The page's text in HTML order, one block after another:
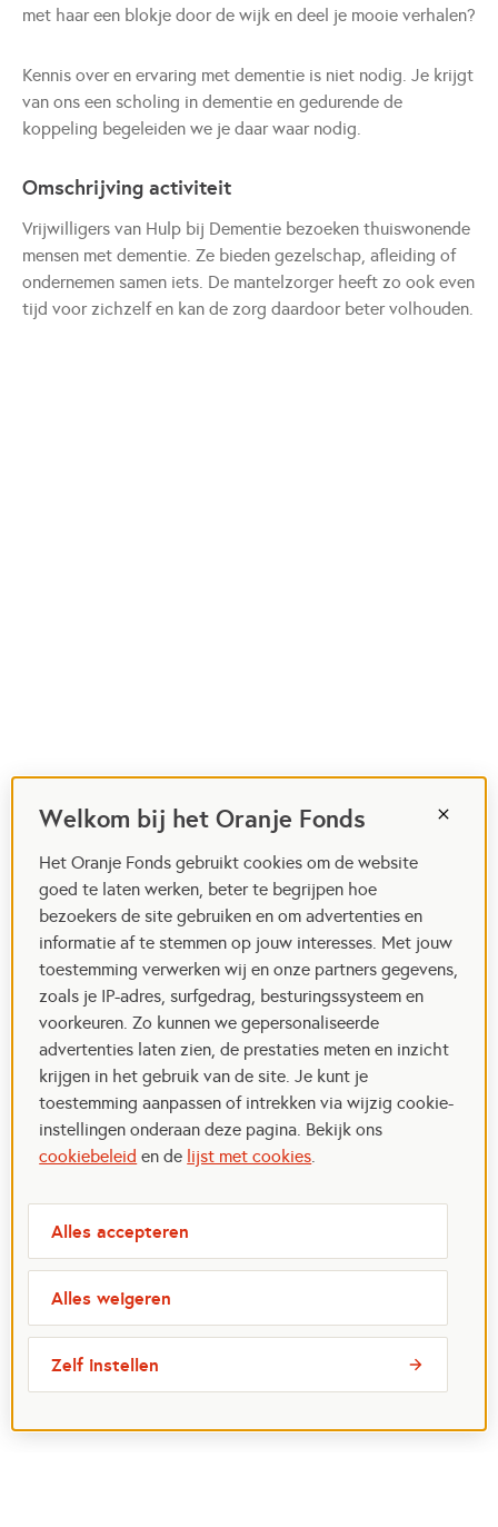
Welkom bij het Oranje Fonds
Het Oranje Fonds gebruikt cookies om de website
goed te laten werken, beter te begrijpen hoe
bezoekers de site gebruiken en om advertenties en
informatie af te stemmen op jouw interesses. Met jouw
toestemming verwerken wij en onze partners gegevens,
zoals je IP-adres, surfgedrag, besturingssysteem en
voorkeuren. Zo kunnen we gepersonaliseerde
advertenties laten zien, de prestaties meten en inzicht
krijgen in het gebruik van de site. Je kunt je
toestemming aanpassen of intrekken via wijzig cookie-
instellingen onderaan deze pagina. Bekijk ons
cookiebeleid en de lijst met cookies.
Alles accepteren
Alles weigeren
Zelf instellen
met haar een blokje door de wijk en deel je mooie verhalen?
Kennis over en ervaring met dementie is niet nodig. Je krijgt
van ons een scholing in dementie en gedurende de
koppeling begeleiden we je daar waar nodig.
Omschrijving activiteit
Vrijwilligers van Hulp bij Dementie bezoeken thuiswonende
mensen met dementie. Ze bieden gezelschap, afleiding of
ondernemen samen iets. De mantelzorger heeft zo ook even
tijd voor zichzelf en kan de zorg daardoor beter volhouden.